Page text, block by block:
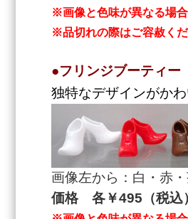
※画像と色味が異なる場合
※品切れの際はご容赦く
●フリンジブーティー
独特なデザインがか
画像左から：白・赤
価格 各￥495（税込